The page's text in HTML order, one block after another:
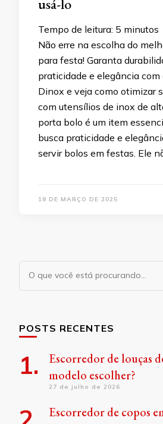
usá-lo
Tempo de leitura: 5 minutos
Não erre na escolha do
para festa! Garanta
praticidade e elegância com
Dinox e veja como otimizar
com utensílios de inox de
porta bolo é um item
busca praticidade e
servir bolos em festas. Ele
18 DE MARÇO DE 2025
Procurando
algo?
POSTS RECENTES
Escorredor de louças
modelo escolher?
27 de julho de 2026
Escorredor de copos